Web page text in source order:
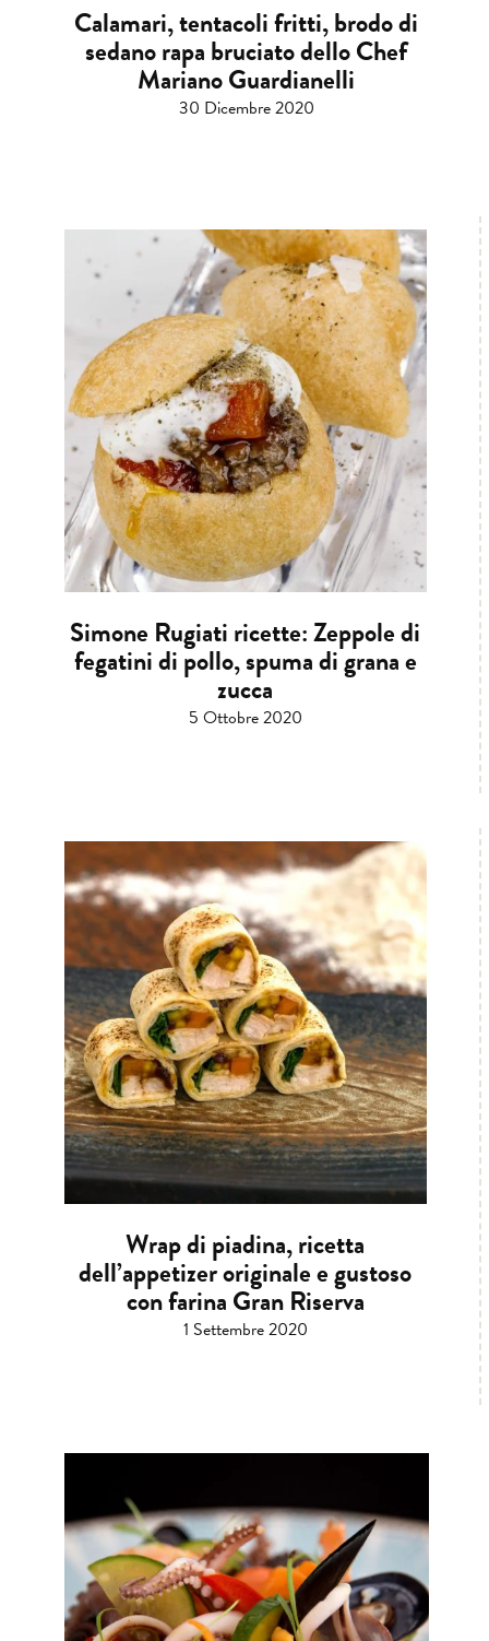
Calamari, tentacoli fritti, brodo di
sedano rapa bruciato dello Chef
Mariano Guardianelli
30 Dicembre 2020
Simone Rugiati ricette: Zeppole di
fegatini di pollo, spuma di grana e
zucca
5 Ottobre 2020
Wrap di piadina, ricetta
dell’appetizer originale e gustoso
con farina Gran Riserva
1 Settembre 2020